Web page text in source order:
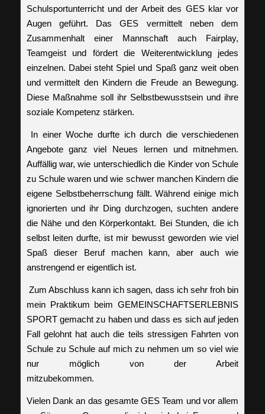
Schulsportunterricht und der Arbeit des GES klar vor
Augen geführt. Das GES vermittelt neben dem
Zusammenhalt einer Mannschaft auch Fairplay,
Teamgeist und fördert die Weiterentwicklung jedes
einzelnen. Dabei steht Spiel und Spaß ganz weit oben
und vermittelt den Kindern die Freude an Bewegung.
Diese Maßnahme soll ihr Selbstbewusstsein und ihre
soziale Kompetenz stärken.
In einer Woche durfte ich durch die verschiedenen
Angebote ganz viel Neues lernen und mitnehmen.
Auffällig war, wie unterschiedlich die Kinder von Schule
zu Schule waren und wie schwer manchen Kindern die
eigene Selbstbeherrschung fällt. Während einige mich
ignorierten und ihr Ding durchzogen, suchten andere
die Nähe und den Körperkontakt. Bei Stunden, die ich
selbst leiten durfte, ist mir bewusst geworden wie viel
Spaß dieser Beruf machen kann, aber auch wie
anstrengend er eigentlich ist.
Zum Abschluss kann ich sagen, dass ich sehr froh bin
mein Praktikum beim GEMEINSCHAFTSERLEBNIS
SPORT gemacht zu haben und dass es sich auf jeden
Fall gelohnt hat auch die teils stressigen Fahrten von
Schule zu Schule auf mich zu nehmen um so viel wie
nur möglich von der Arbeit
mitzubekommen.
Vielen Dank an das gesamte GES Team und vor allem